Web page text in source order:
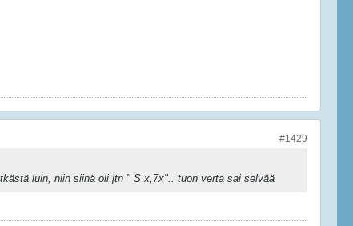
#1429
luin, niin siinä oli jtn " S x,7x".. tuon verta sai selvää